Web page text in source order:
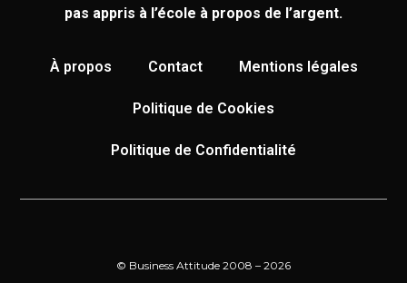
pas appris à l’école à propos de l’argent.
À propos Contact Mentions légales
Politique de Cookies
Politique de Confidentialité
© Business Attitude 2008 – 2026